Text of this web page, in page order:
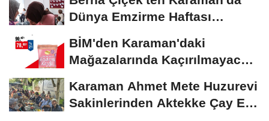
Dünya Emzirme Haftası
Etkinliğine Ziyaret
BİM'den Karaman'daki
Mağazalarında Kaçırılmayacak
Karaman Ahmet Mete Huzurevi
Sakinlerinden Aktekke Çay Evi